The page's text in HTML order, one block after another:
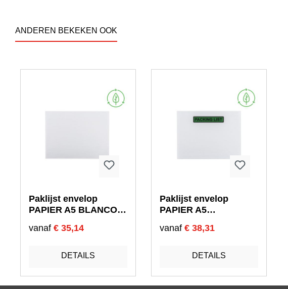
ANDEREN BEKEKEN OOK
Paklijst envelop
PAPIER A5 BLANCO
vanaf € 35,14
DETAILS
Paklijst envelop
PAPIER A5
165 mm
vanaf € 38,31
DETAILS